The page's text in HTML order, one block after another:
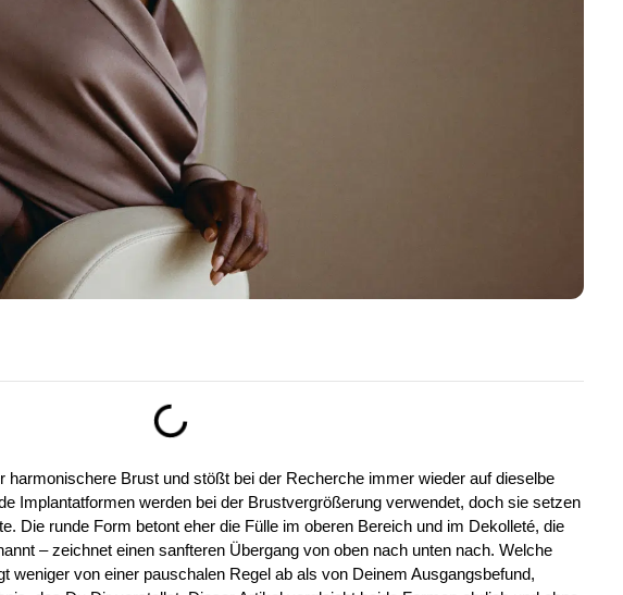
harmonischere Brust und stößt bei der Recherche immer wieder auf dieselbe
Implantatformen werden bei der Brustvergrößerung verwendet, doch sie setzen
Die runde Form betont eher die Fülle im oberen Bereich und im Dekolleté, die
– zeichnet einen sanfteren Übergang von oben nach unten nach. Welche
weniger von einer pauschalen Regel ab als von Deinem Ausgangsbefund,